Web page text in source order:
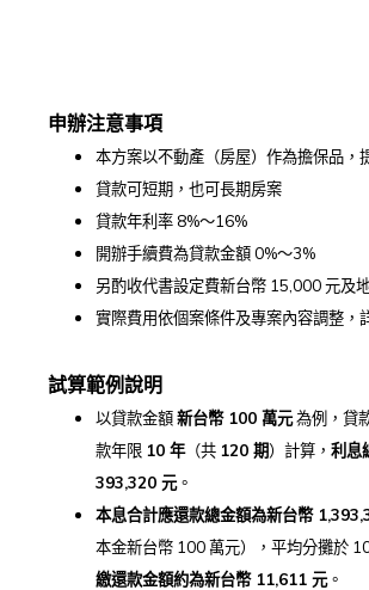
申辦注意事項
本方案以不動產（房屋）作為擔保品，
貸款可短期，也可長期房案
貸款年利率 8%～16%
開辦手續費為貸款金額 0%～3%
另酌收代書設定費新台幣 15,000 元及
實際費用依個案條件及專案內容調整，
試算範例說明
以貸款金額新台幣 100 萬元為例，貸
款年限 10 年（共 120 期）計算， 利息
393,320 元。
本息合計應還款總金額為新台幣
本金新台幣 100 萬元），平均分攤於
繳還款金額約為新台幣 11,611 元。